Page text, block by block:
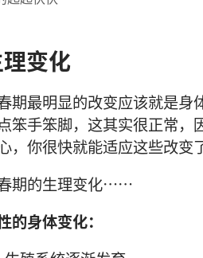
变化
期最明显的改变应该就是身
笨手笨脚，这其实很正常，
，你很快就能适应这些改变
期的生理变化……
的身体变化：